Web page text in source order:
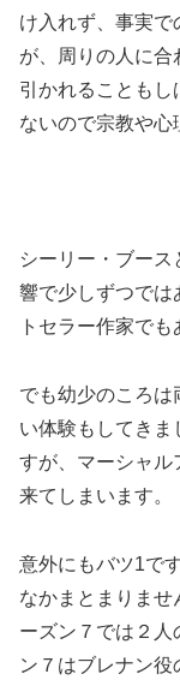
け入れず、事実で
が、周りの人に合
引かれることもし
ないので宗教や心
シーリー・ブー
響で少しずつでは
トセラー作家で
でも幼少のころ
い体験もしてきま
すが、マーシャル
来てしまいます。
意外にもバツ1で
なかまとまりませ
ーズン７では２
ン７はブレナン